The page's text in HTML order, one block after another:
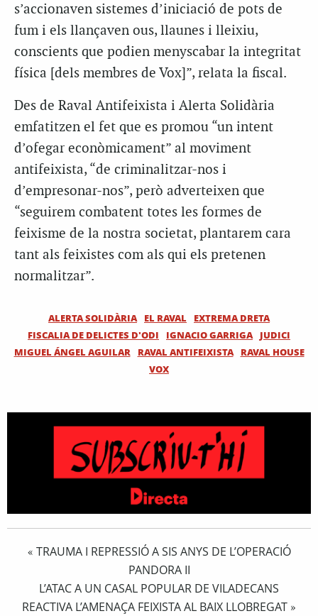
s’accionaven sistemes d’iniciació de pots de
fum i els llançaven ous, llaunes i lleixiu,
conscients que podien menyscabar la integritat
física [dels membres de Vox]”, relata la fiscal.
Des de Raval Antifeixista i Alerta Solidària
emfatitzen el fet que es promou “un intent
d’ofegar econòmicament” al moviment
antifeixista, “de criminalitzar-nos i
d’empresonar-nos”, però adverteixen que
“seguirem combatent totes les formes de
feixisme de la nostra societat, plantarem cara
tant als feixistes com als qui els pretenen
normalitzar”.
ALERTA SOLIDÀRIA EL RAVAL
EXTREMA DRETA
FISCALIA DE DELICTES D'ODI
IGNACIO GARRIGA
JUDICI
MIGUEL ÁNGEL AGUILAR
RAVAL ANTIFEIXISTA
RAVAL HOUSE
VOX
« TRAUMA I REPRESSIÓ A SIS ANYS DE L’OPERACIÓ
PANDORA II
L’ATAC A UN CASAL POPULAR DE VILADECANS
REACTIVA L’AMENAÇA FEIXISTA AL BAIX LLOBREGAT »